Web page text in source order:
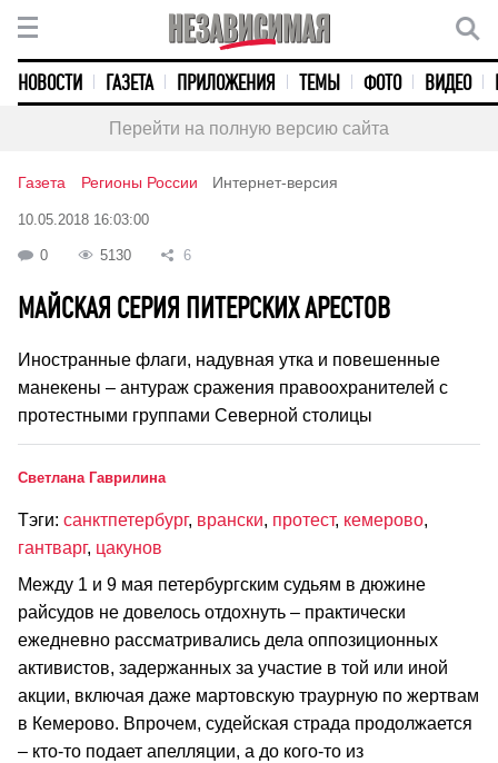
НОВОСТИ ГАЗЕТА ПРИЛОЖЕНИЯ ТЕМЫ ФОТО ВИДЕО
Перейти на полную версию сайта
Газета Регионы России Интернет-версия
10.05.2018 16:03:00
0 5130 6
МАЙСКАЯ СЕРИЯ ПИТЕРСКИХ АРЕСТОВ
Иностранные флаги, надувная утка и повешенные
манекены – антураж сражения правоохранителей с
протестными группами Северной столицы
Светлана Гаврилина
Тэги: санктпетербург, врански, протест, кемерово,
гантварг, цакунов
Между 1 и 9 мая петербургским судьям в дюжине
райсудов не довелось отдохнуть – практически
ежедневно рассматривались дела оппозиционных
активистов, задержанных за участие в той или иной
акции, включая даже мартовскую траурную по жертвам
в Кемерово. Впрочем, судейская страда продолжается
– кто-то подает апелляции, а до кого-то из